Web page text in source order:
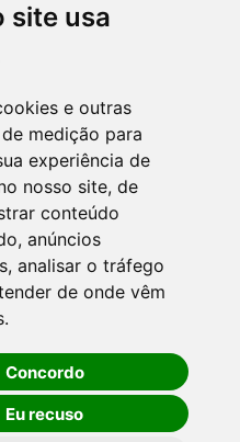
site usa
e outras
medição para
experiência de
nosso site, de
conteúdo
anúncios
analisar o tráfego
de onde vêm
Concordo
Eu recuso
DE
DE CARAPICUÍBA
0001-40
Caldas, Carapicuíba/SP
Brasil
5500
PREFEITO
Caldas, Carapicuíba/SP
Brasil